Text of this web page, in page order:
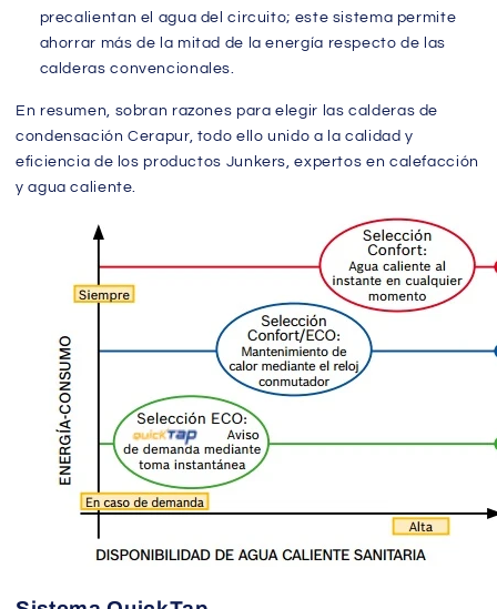
precalientan el agua del circuito; este sistema permite
ahorrar más de la mitad de la energía respecto de las
calderas convencionales.
En resumen, sobran razones para elegir las calderas de
condensación Cerapur, todo ello unido a la calidad y
eficiencia de los productos Junkers, expertos en calefacción
y agua caliente.